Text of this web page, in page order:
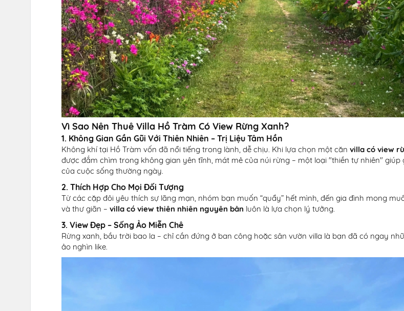
Vì Sao Nên Thuê Villa Hồ Tràm Có View Rừng Xanh?
1. Không Gian Gần Gũi Với Thiên Nhiên – Trị Liệu Tâm Hồn
Không khí tại Hồ Tràm vốn đã nổi tiếng trong lành, dễ chịu. Khi lựa chọn một căn villa có view
được đắm chìm trong không gian yên tĩnh, mát mẻ của núi rừng – một loại "thiền tự nhiên" giúp
của cuộc sống thường ngày.
2. Thích Hợp Cho Mọi Đối Tượng
Từ các cặp đôi yêu thích sự lãng mạn, nhóm bạn muốn “quẩy” hết mình, đến gia đình mong
và thư giãn – villa có view thiên nhiên nguyên bản luôn là lựa chọn lý tưởng.
3. View Đẹp – Sống Ảo Miễn Chê
Rừng xanh, bầu trời bao la – chỉ cần đứng ở ban công hoặc sân vườn villa là bạn đã có ngay
ảo nghìn like.